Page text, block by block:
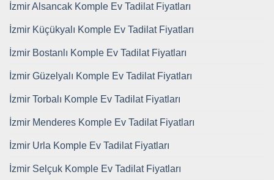
İzmir Alsancak Komple Ev Tadilat Fiyatları
İzmir Küçükyalı Komple Ev Tadilat Fiyatları
İzmir Bostanlı Komple Ev Tadilat Fiyatları
İzmir Güzelyalı Komple Ev Tadilat Fiyatları
İzmir Torbalı Komple Ev Tadilat Fiyatları
İzmir Menderes Komple Ev Tadilat Fiyatları
İzmir Urla Komple Ev Tadilat Fiyatları
İzmir Selçuk Komple Ev Tadilat Fiyatları